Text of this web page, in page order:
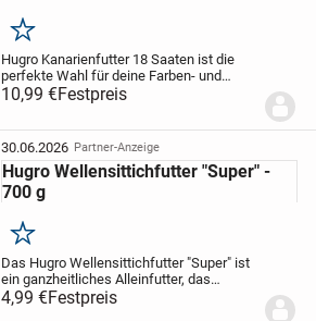
Merken
Hugro Kanarienfutter 18 Saaten ist die
perfekte Wahl für deine Farben- und
Positurkanarien, die in warmer oder
frostfreier Innenhaltung leben. Diese
wichtige Zutaten,...
10,99 €Festpreis
30.06.2026 Partner-Anzeige
Hugro Wellensittichfutter "Super" -
700 g
Merken
Das Hugro Wellensittichfutter "Super" ist
ein ganzheitliches Alleinfutter, das
speziell für die Bedürfnisse deiner
Wellensittiche entwickelt wurde. Diese
4,99 €Festpreis